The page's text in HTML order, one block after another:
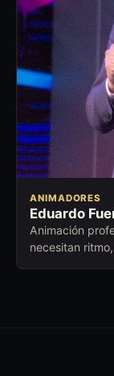
ANIMADORES
Eduardo
Animación
necesitan